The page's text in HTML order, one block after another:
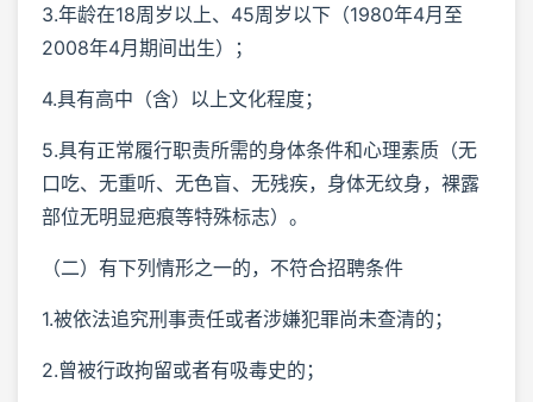
3.年龄在18周岁以上、45周岁以下（1980年4月至
2008年4月期间出生）；
4.具有高中（含）以上文化程度；
5.具有正常履行职责所需的身体条件和心理素质（无
口吃、无重听、无色盲、无残疾，身体无纹身，裸露
部位无明显疤痕等特殊标志）。
（二）有下列情形之一的，不符合招聘条件
1.被依法追究刑事责任或者涉嫌犯罪尚未查清的；
2.曾被行政拘留或者有吸毒史的；